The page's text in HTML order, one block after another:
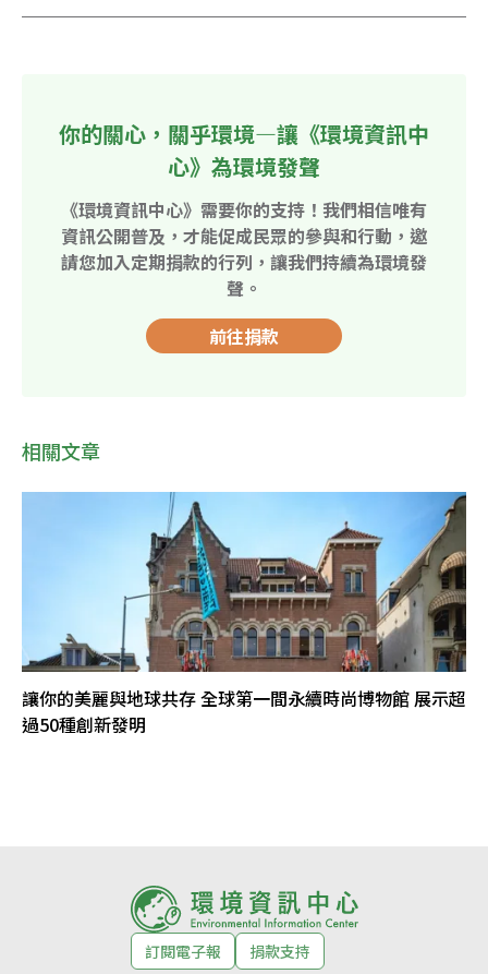
你的關心，關乎環境—讓《環境資訊中
心》為環境發聲
《環境資訊中心》需要你的支持！我們相信唯有
資訊公開普及，才能促成民眾的參與和行動，邀
請您加入定期捐款的行列，讓我們持續為環境發
聲。
前往捐款
相關文章
讓你的美麗與地球共存 全球第一間永續時尚博物館 展示超
過50種創新發明
訂閱電子報 捐款支持